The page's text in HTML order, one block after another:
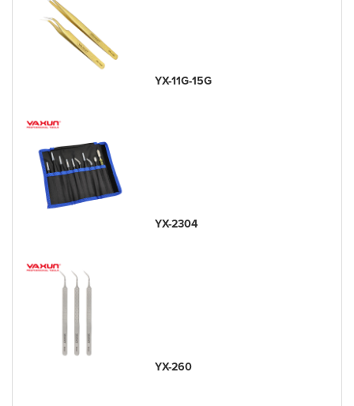
YX-11G-15G
YX-2304
YX-260